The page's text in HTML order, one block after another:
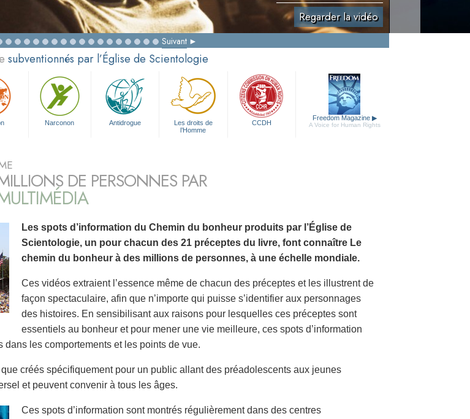
Regarder la vidéo
Suivant
subventionnés par l’Église de Scientologie
Narconon Antidrogue
Les droits de
l’Homme
CCDH
Freedom Magazine ▶
A Voice for Human Rights
DE PERSONNES PAR
Les spots d’information du Chemin du bonheur produits par l’Église de
Scientologie, un pour chacun des 21 préceptes du livre, font connaître Le
chemin du bonheur à des millions de personnes, à une échelle mondiale.
Ces vidéos extraient l’essence même de chacun des préceptes et les illustrent de
façon spectaculaire, afin que n’importe qui puisse s’identifier aux personnages
des histoires. En sensibilisant aux raisons pour lesquelles ces préceptes sont
essentiels au bonheur et pour mener une vie meilleure, ces spots d’information
dans les comportements et les points de vue.
que créés spécifiquement pour un public allant des préadolescents aux jeunes
et peuvent convenir à tous les âges.
Ces spots d’information sont montrés régulièrement dans des centres